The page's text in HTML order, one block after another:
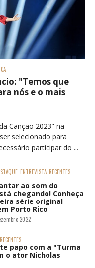
"Temos que
nós e o mais
Canção 2023" na
selecionado para
participar do ...
ENTREVISTA RECENTES
ao som do
chegando! Conheça
série original
Porto Rico
2022
RECENTES
papo com a "Turma
o ator Nicholas